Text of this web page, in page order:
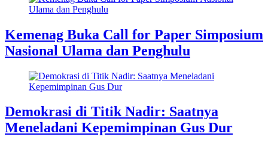
Kemenag Buka Call for Paper Simposium
Nasional Ulama dan Penghulu
Demokrasi di Titik Nadir: Saatnya
Meneladani Kepemimpinan Gus Dur